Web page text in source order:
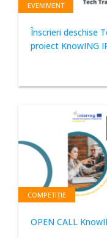
EVENIMENT
Înscrieri deschise
proiect KnowING
COMPETIȚIE
OPEN CALL